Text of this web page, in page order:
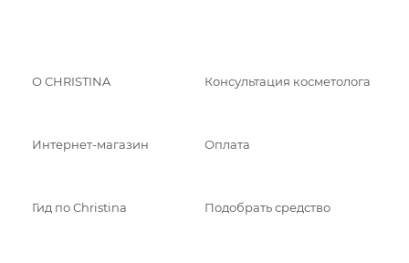
О CHRISTINA Консультация косметолога
Интернет-магазин Оплата
Гид по Christina Подобрать средство